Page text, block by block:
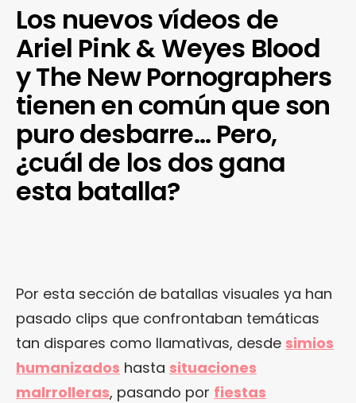
Los nuevos vídeos de
Ariel Pink & Weyes Blood
y The New Pornographers
tienen en común que son
puro desbarre… Pero,
¿cuál de los dos gana
esta batalla?
Por esta sección de batallas visuales ya han
pasado clips que confrontaban temáticas
tan dispares como llamativas, desde simios
humanizados hasta situaciones
malrrolleras, pasando por fiestas